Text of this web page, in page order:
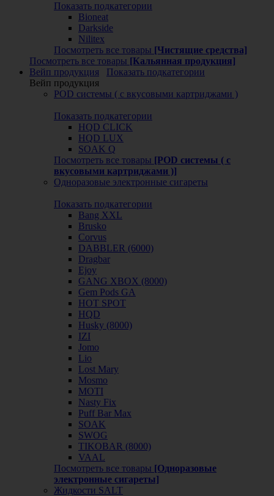
Показать подкатегории
Bioneat
Darkside
Nilitex
Посмотреть все товары [Чистящие средства]
Посмотреть все товары [Кальянная продукция]
Вейп продукция
Показать подкатегории
Вейп продукция
POD системы ( с вкусовыми картриджами )
Показать подкатегории
HQD CLICK
HQD LUX
SOAK Q
Посмотреть все товары [POD системы ( с
вкусовыми картриджами )]
Одноразовые электронные сигареты
Показать подкатегории
Bang XXL
Brusko
Corvus
DABBLER (6000)
Dragbar
Ejoy
GANG XBOX (8000)
Gem Pods GA
HOT SPOT
HQD
Husky (8000)
IZI
Jomo
Lio
Lost Mary
Mosmo
MOTI
Nasty Fix
Puff Bar Max
SOAK
SWOG
TIKOBAR (8000)
VAAL
Посмотреть все товары [Одноразовые
электронные сигареты]
Жидкости SALT